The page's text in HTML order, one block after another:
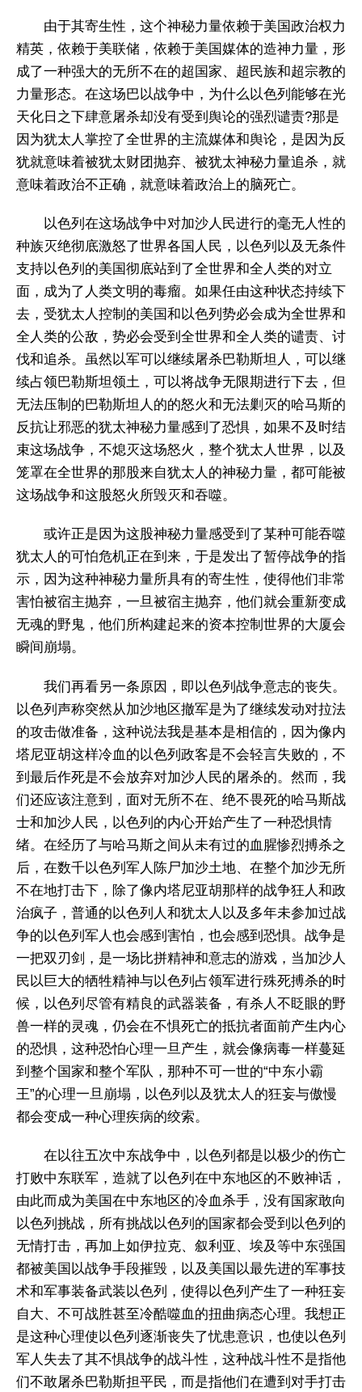
由于其寄生性，这个神秘力量依赖于美国政治权力
精英，依赖于美联储，依赖于美国媒体的造神力量，形
成了一种强大的无所不在的超国家、超民族和超宗教的
力量形态。在这场巴以战争中，为什么以色列能够在光
天化日之下肆意屠杀却没有受到舆论的强烈谴责?那是
因为犹太人掌控了全世界的主流媒体和舆论，是因为反
犹就意味着被犹太财团抛弃、被犹太神秘力量追杀，就
意味着政治不正确，就意味着政治上的脑死亡。
以色列在这场战争中对加沙人民进行的毫无人性的
种族灭绝彻底激怒了世界各国人民，以色列以及无条件
支持以色列的美国彻底站到了全世界和全人类的对立
面，成为了人类文明的毒瘤。如果任由这种状态持续下
去，受犹太人控制的美国和以色列势必会成为全世界和
全人类的公敌，势必会受到全世界和全人类的谴责、讨
伐和追杀。虽然以军可以继续屠杀巴勒斯坦人，可以继
续占领巴勒斯坦领土，可以将战争无限期进行下去，但
无法压制的巴勒斯坦人的的怒火和无法剿灭的哈马斯的
反抗让邪恶的犹太神秘力量感到了恐惧，如果不及时结
束这场战争，不熄灭这场怒火，整个犹太人世界，以及
笼罩在全世界的那股来自犹太人的神秘力量，都可能被
这场战争和这股怒火所毁灭和吞噬。
或许正是因为这股神秘力量感受到了某种可能吞噬
犹太人的可怕危机正在到来，于是发出了暂停战争的指
示，因为这种神秘力量所具有的寄生性，使得他们非常
害怕被宿主抛弃，一旦被宿主抛弃，他们就会重新变成
无魂的野鬼，他们所构建起来的资本控制世界的大厦会
瞬间崩塌。
我们再看另一条原因，即以色列战争意志的丧失。
以色列声称突然从加沙地区撤军是为了继续发动对拉法
的攻击做准备，这种说法我是基本是相信的，因为像内
塔尼亚胡这样冷血的以色列政客是不会轻言失败的，不
到最后作死是不会放弃对加沙人民的屠杀的。然而，我
们还应该注意到，面对无所不在、绝不畏死的哈马斯战
士和加沙人民，以色列的内心开始产生了一种恐惧情
绪。在经历了与哈马斯之间从未有过的血腥惨烈搏杀之
后，在数千以色列军人陈尸加沙土地、在整个加沙无所
不在地打击下，除了像内塔尼亚胡那样的战争狂人和政
治疯子，普通的以色列人和犹太人以及多年未参加过战
争的以色列军人也会感到害怕，也会感到恐惧。战争是
一把双刃剑，是一场比拼精神和意志的游戏，当加沙人
民以巨大的牺牲精神与以色列占领军进行殊死搏杀的时
候，以色列尽管有精良的武器装备，有杀人不眨眼的野
兽一样的灵魂，仍会在不惧死亡的抵抗者面前产生内心
的恐惧，这种恐怕心理一旦产生，就会像病毒一样蔓延
到整个国家和整个军队，那种不可一世的“中东小霸
王”的心理一旦崩塌，以色列以及犹太人的狂妄与傲慢
都会变成一种心理疾病的绞索。
在以往五次中东战争中，以色列都是以极少的伤亡
打败中东联军，造就了以色列在中东地区的不败神话，
由此而成为美国在中东地区的冷血杀手，没有国家敢向
以色列挑战，所有挑战以色列的国家都会受到以色列的
无情打击，再加上如伊拉克、叙利亚、埃及等中东强国
都被美国以战争手段摧毁，以及美国以最先进的军事技
术和军事装备武装以色列，使得以色列产生了一种狂妄
自大、不可战胜甚至冷酷噬血的扭曲病态心理。我想正
是这种心理使以色列逐渐丧失了忧患意识，也使以色列
军人失去了其不惧战争的战斗性，这种战斗性不是指他
们不敢屠杀巴勒斯担平民，而是指他们在遭到对手打击